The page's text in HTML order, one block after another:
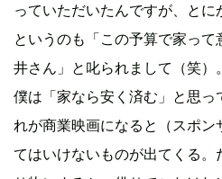
っていただいたんですが、とに
というのも「この予算で家っ
井さん」と叱られまして（笑）
僕は「家なら安く済む」と思
れが商業映画になると（スポン
てはいけないものが出てくる